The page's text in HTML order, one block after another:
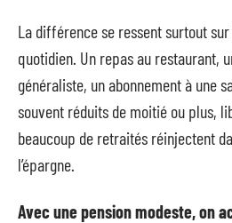
La différence se ressent surtout
quotidien. Un repas au restaurant,
généraliste, un abonnement à une
souvent réduits de moitié ou plus,
beaucoup de retraités réinjectent
l’épargne.
Avec une pension modeste, on